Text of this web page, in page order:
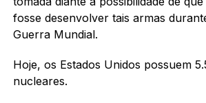
fosse desenvolver tais armas
Guerra Mundial.
Hoje, os Estados Unidos possuem
nucleares.